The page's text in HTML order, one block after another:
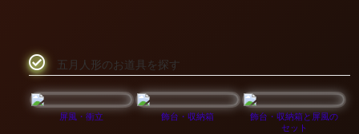
五月人形のお道具を探す
屏風・衝立 飾台・収納箱
飾台・収納箱と屏風の
セット